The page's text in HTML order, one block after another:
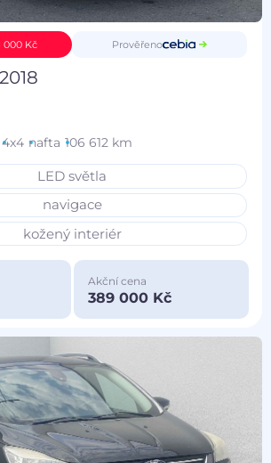
000 Kč Prověřeno
2018
4x4 nafta 106 612 km
LED světla
navigace
kožený interiér
Akční cena
389 000 Kč